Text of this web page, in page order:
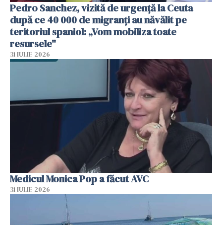
Pedro Sanchez, vizită de urgență la Ceuta
după ce 40 000 de migranți au năvălit pe
teritoriul spaniol: „Vom mobiliza toate
resursele"
31 IULIE 2026
Medicul Monica Pop a făcut AVC
31 IULIE 2026